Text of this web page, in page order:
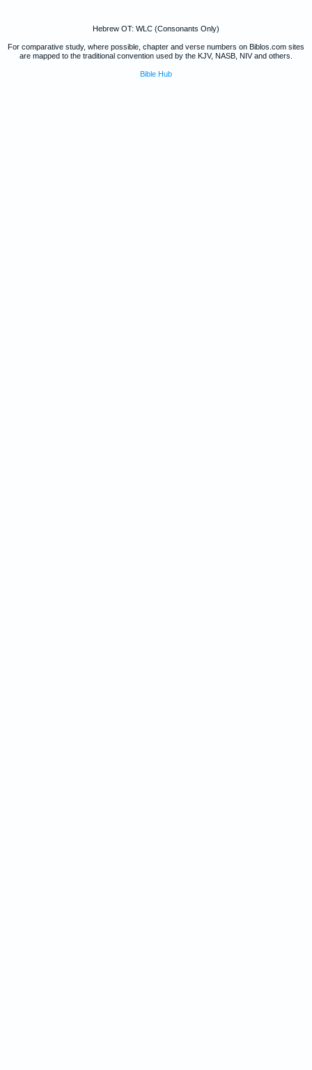
Hebrew OT: WLC (Consonants Only)
For comparative study, where possible, chapter and verse numbers on Biblos.com sites
are mapped to the traditional convention used by the KJV, NASB, NIV and others.
Bible Hub